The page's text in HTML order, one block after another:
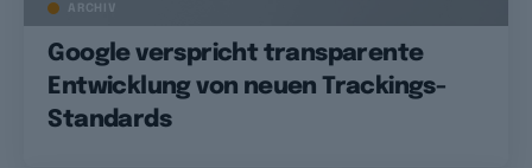
ARCHIV
Google verspricht transparente
Entwicklung von neuen Trackings-
Standards